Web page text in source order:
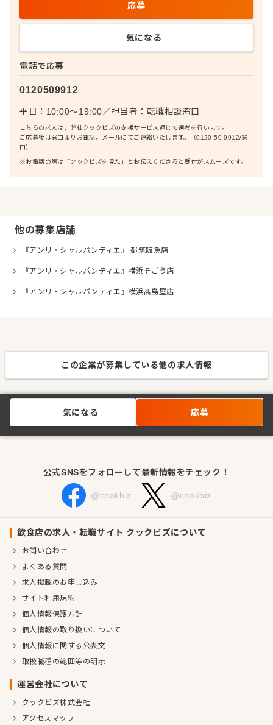
電話で応募
0120509912
平日：10:00〜19:00／担当者： 転職相談窓口
こちらの求人は、弊社クックビズの支援サービス通じて選考を行います。
ご応募後は窓口よりお電話、メールにてご連絡いたします。（0120-50-9912/窓
口）
※お電話の際は「クックビズを見た」とお伝えくださると受付がスムーズです。
応募
気になる
他の募集店舗
『アンリ・シャルパンティエ』 都筑阪急店
『アンリ・シャルパンティエ』横浜そごう店
『アンリ・シャルパンティエ』横浜髙島屋店
この企業が募集している他の求人情報
気になる 応募
公式SNSをフォローして最新情報をチェック！
@cookbiz @cookbiz
飲食店の求人・転職サイト クックビズについて
お問い合わせ
よくある質問
求人掲載のお申し込み
サイト利用規約
個人情報保護方針
個人情報の取り扱いについて
個人情報に関する公表文
取扱職種の範囲等の明示
運営会社について
クックビズ株式会社
アクセスマップ